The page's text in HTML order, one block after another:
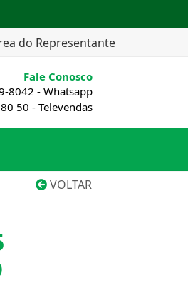
do Representante
Fale Conosco
8042 - Whatsapp
50 - Televendas
VOLTAR